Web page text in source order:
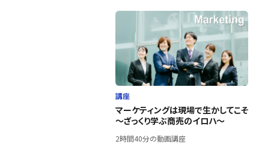
講座
マーケティングは現場で生かしてこそ
～ざっくり学ぶ商売のイロハ～
2時間40分の動画講座